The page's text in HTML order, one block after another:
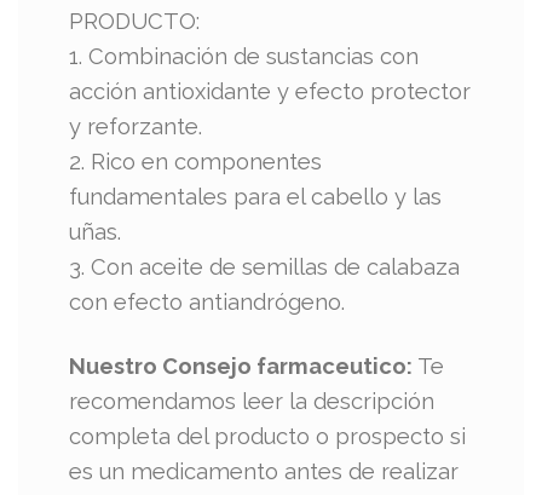
PRODUCTO:
1. Combinación de sustancias con
acción antioxidante y efecto protector
y reforzante.
2. Rico en componentes
fundamentales para el cabello y las
uñas.
3. Con aceite de semillas de calabaza
con efecto antiandrógeno.
Nuestro Consejo farmaceutico: Te
recomendamos leer la descripción
completa del producto o prospecto si
es un medicamento antes de realizar